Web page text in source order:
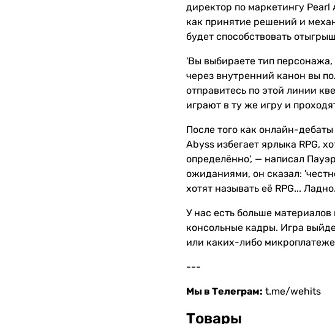
директор по маркетингу
как принятие решений и
будет способствовать
'Вы выбираете тип персонажа,
через внутренний канон вы
отправитесь по этой линии
играют в ту же игру и
После того как онлайн-
Abyss избегает ярлыка RPG,
определённо', — написал
ожиданиями, он сказал:
хотят называть её RPG...
У нас есть больше
консольные кадры. Игра
или каких-либо
---
Мы в Телеграм: t.me/wehits
Товары